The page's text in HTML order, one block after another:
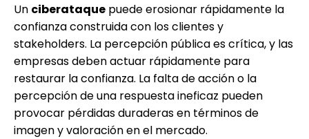
Un ciberataque puede erosionar rápidamente la
confianza construida con los clientes y
stakeholders. La percepción pública es crítica, y las
empresas deben actuar rápidamente para
restaurar la confianza. La falta de acción o la
percepción de una respuesta ineficaz pueden
provocar pérdidas duraderas en términos de
imagen y valoración en el mercado.